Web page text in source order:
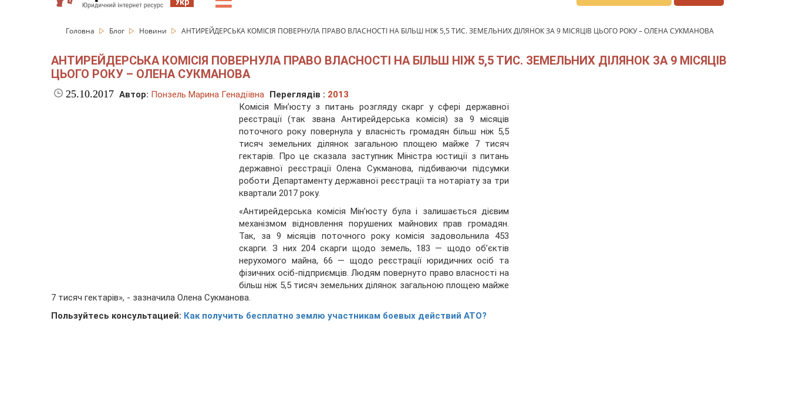
Головна Блог Новини АНТИРЕЙДЕРСЬКА КОМІСІЯ ПОВЕРНУЛА ПРАВО ВЛАСНОСТІ НА БІЛЬШ НІЖ 5,5 ТИС. ЗЕМЕЛЬНИХ ДІЛЯНОК ЗА 9 МІСЯЦІВ ЦЬОГО РОКУ – ОЛЕНА СУКМАНОВА
АНТИРЕЙДЕРСЬКА КОМІСІЯ ПОВЕРНУЛА ПРАВО ВЛАСНОСТІ НА БІЛЬШ НІЖ 5,5 ТИС. ЗЕМЕЛЬНИХ ДІЛЯНОК ЗА 9 МІСЯЦІВ
ЦЬОГО РОКУ – ОЛЕНА СУКМАНОВА
25.10.2017 Автор: Понзель Марина Генадіївна Переглядів : 2013
Комісія Мін’юсту з питань розгляду скарг у сфері державної
реєстрації (так звана Антирейдерська комісія) за 9 місяців
поточного року повернула у власність громадян більш ніж 5,5
тисяч земельних ділянок загальною площею майже 7 тисяч
гектарів. Про це сказала заступник Міністра юстиції з питань
державної реєстрації Олена Сукманова, підбиваючи підсумки
роботи Департаменту державної реєстрації та нотаріату за три
квартали 2017 року.
«Антирейдерська комісія Мін’юсту була і залишається дієвим
механізмом відновлення порушених майнових прав громадян.
Так, за 9 місяців поточного року комісія задовольнила 453
скарги. З них 204 скарги щодо земель, 183 — щодо об’єктів
нерухомого майна, 66 — щодо реєстрації юридичних осіб та
фізичних осіб-підприємців. Людям повернуто право власності на
більш ніж 5,5 тисяч земельних ділянок загальною площею майже
7 тисяч гектарів», - зазначила Олена Сукманова.
Пользуйтесь консультацией: Как получить бесплатно землю участникам боевых действий АТО?